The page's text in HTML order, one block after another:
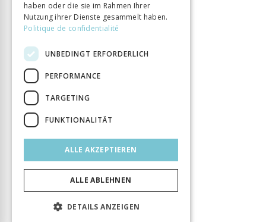
haben oder die sie im Rahmen Ihrer
Nutzung ihrer Dienste gesammelt haben.
Politique de confidentialité
UNBEDINGT ERFORDERLICH
PERFORMANCE
TARGETING
FUNKTIONALITÄT
ALLE AKZEPTIEREN
ALLE ABLEHNEN
DETAILS ANZEIGEN